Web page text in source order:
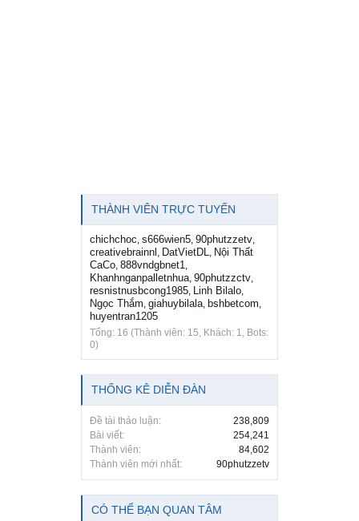
THÀNH VIÊN TRỰC TUYẾN
chichchoc s666wien5 90phutzzetv
creativebrainnl DatVietDL
Nội Thất
CaCo 888vndgbnet1
Khanhnganpalletnhua 90phutzzctv
resnistnusbcong1985 Linh Bilalo
Ngọc Thắm giahuybilala bshbetcom
huyentran1205
Tổng: 16 (Thành viên: 15, Khách: 1, Bots:
0)
THỐNG KÊ DIỄN ĐÀN
Đề tài thảo luận:
238,809
Bài viết:
254,241
Thành viên:
84,602
Thành viên mới nhất:
90phutzzetv
CÓ THỂ BẠN QUAN TÂM